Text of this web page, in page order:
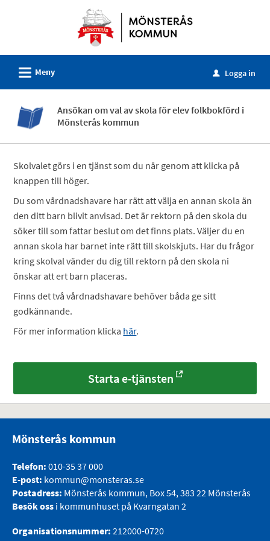
tjänster
Mönsterås
kommun
L Meny u Logga in
Ansökan om val av skola för elev folkbokförd i
Mönsterås kommun
Skolvalet görs i en tjänst som du når genom att klicka på
knappen till höger.
Du som vårdnadshavare har rätt att välja en annan skola än
den ditt barn blivit anvisad. Det är rektorn på den skola du
söker till som fattar beslut om det finns plats. Väljer du en
annan skola har barnet inte rätt till skolskjuts. Har du frågor
kring skolval vänder du dig till rektorn på den skola ni
önskar att ert barn placeras.
Finns det två vårdnadshavare behöver båda ge sitt
godkännande.
För mer information klicka här.
Starta e-tjänsten
Mönsterås kommun
Telefon: 010-35 37 000
E-post: kommun@monsteras.se
Postadress: Mönsterås kommun, Box 54, 383 22 Mönsterås
Besök oss i kommunhuset på Kvarngatan 2
Organisationsnummer: 212000-0720